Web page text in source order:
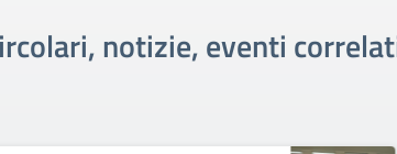
notizie, eventi